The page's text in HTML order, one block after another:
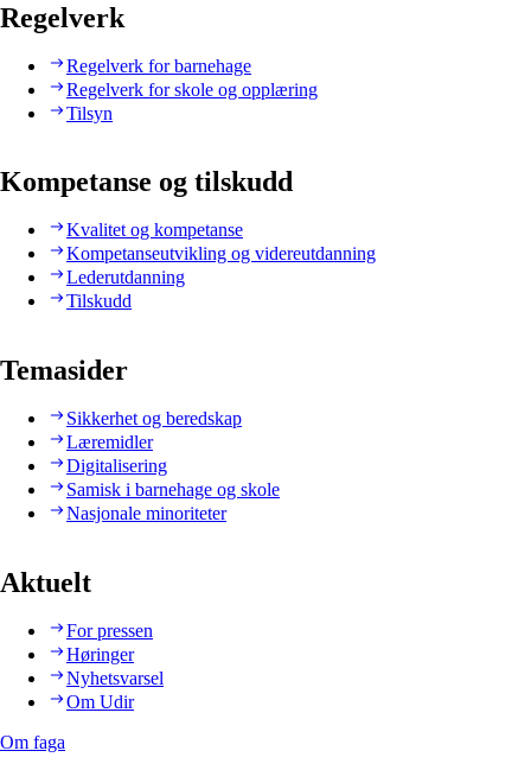
Regelverk
Regelverk for barnehage
Regelverk for skole og opplæring
Tilsyn
Kompetanse og tilskudd
Kvalitet og kompetanse
Kompetanseutvikling og videreutdanning
Lederutdanning
Tilskudd
Temasider
Sikkerhet og beredskap
Læremidler
Digitalisering
Samisk i barnehage og skole
Nasjonale minoriteter
Aktuelt
For pressen
Høringer
Nyhetsvarsel
Om Udir
Om faga